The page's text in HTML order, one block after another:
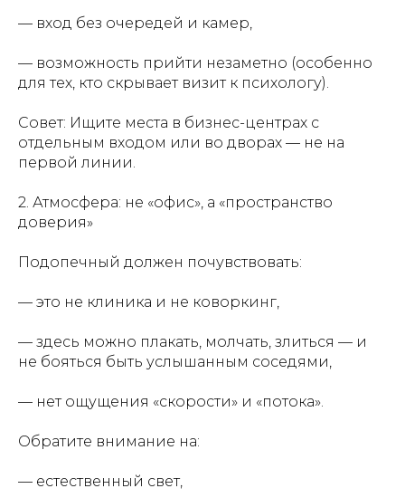
— вход без очередей и камер,
— возможность прийти незаметно (особенно
для тех, кто скрывает визит к психологу).
Совет: Ищите места в бизнес-центрах с
отдельным входом или во дворах — не на
первой линии.
2. Атмосфера: не «офис», а «пространство
доверия»
Подопечный должен почувствовать:
— это не клиника и не коворкинг,
— здесь можно плакать, молчать, злиться — и
не бояться быть услышанным соседями,
— нет ощущения «скорости» и «потока».
Обратите внимание на:
— естественный свет,